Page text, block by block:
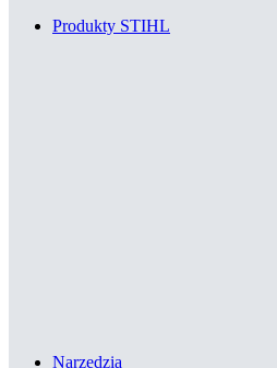
Produkty STIHL
Narzędzia